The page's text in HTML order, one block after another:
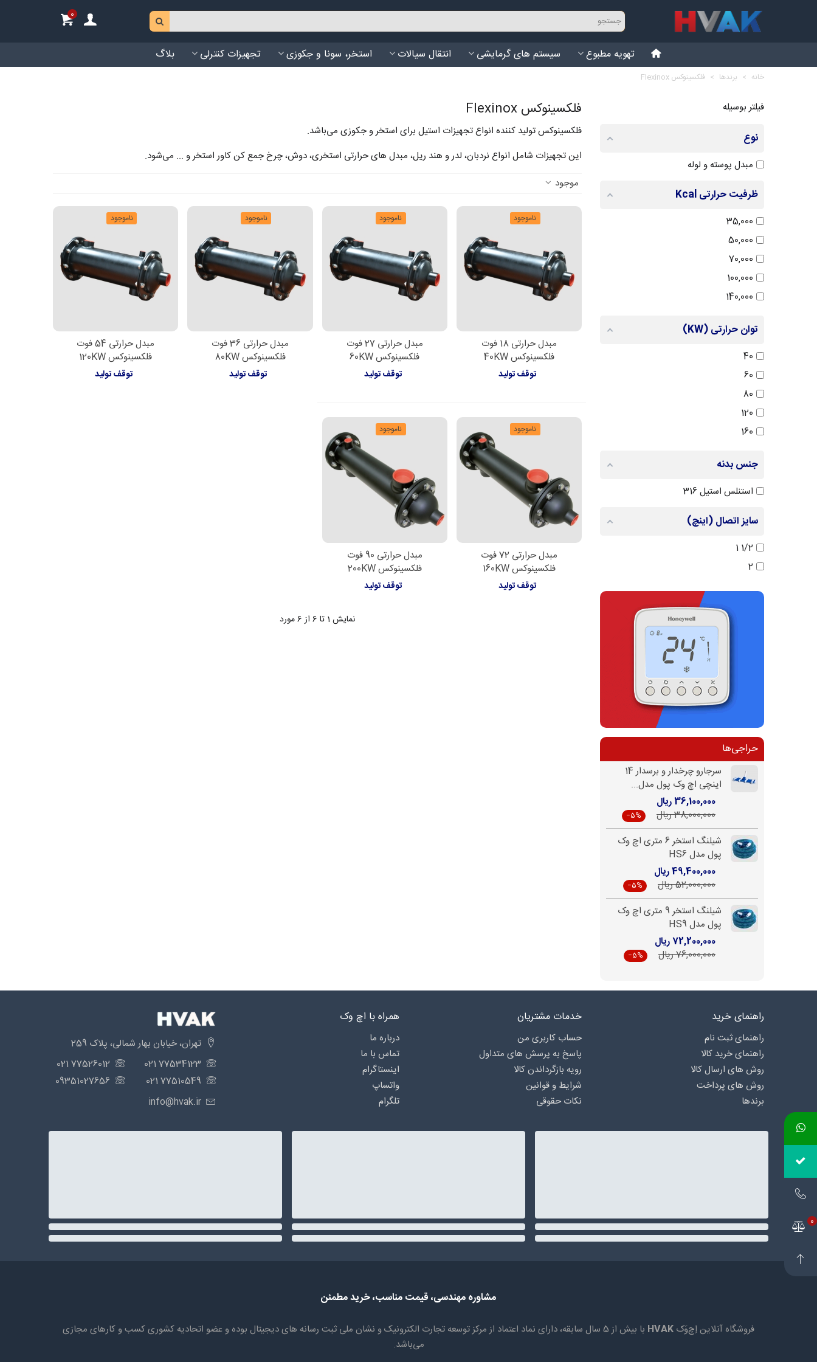
0
تهویه مطبوع سیستم های گرمایشی انتقال سیالات استخر، سونا و جکوزی تجهیزات کنترلی بلاگ
خانه > برندها > فلکسینوکس Flexinox
فیلتر بوسیله
نوع
مبدل پوسته و لوله
ظرفیت حرارتی Kcal
35,000
50,000
70,000
100,000
140,000
توان حرارتی (KW)
40
60
80
120
160
جنس بدنه
استنلس استیل 316
سایز اتصال (اینچ)
1/2 1
2
حراجی‌ها
سرجارو چرخدار و برسدار 14
اینچی اچ وک پول مدل...
36,100,000 ریال
38,000,000 ریال
‎−5%
شیلنگ استخر 6 متری اچ وک
پول مدل HS6
49,400,000 ریال
52,000,000 ریال
‎−5%
شیلنگ استخر 9 متری اچ وک
پول مدل HS9
72,200,000 ریال
76,000,000 ریال
‎−5%
فلکسینوکس Flexinox
فلکسینوکس تولید کننده انواع تجهیزات استیل برای استخر و جکوزی می‌باشد.
این تجهیزات شامل انواع نردبان، لدر و هند ریل، مبدل های حرارتی استخری، دوش، چرخ جمع کن کاور استخر و ... می‌شود.
موجود
ناموجود
اطلاعات بیشتر
مبدل حرارتی 18 فوت
فلکسینوکس 40KW
توقف تولید
ناموجود
اطلاعات بیشتر
مبدل حرارتی 27 فوت
فلکسینوکس 60KW
توقف تولید
ناموجود
اطلاعات بیشتر
مبدل حرارتی 36 فوت
فلکسینوکس 80KW
توقف تولید
ناموجود
اطلاعات بیشتر
مبدل حرارتی 54 فوت
فلکسینوکس 120KW
توقف تولید
ناموجود
اطلاعات بیشتر
مبدل حرارتی 72 فوت
فلکسینوکس 160KW
توقف تولید
ناموجود
اطلاعات بیشتر
مبدل حرارتی 90 فوت
فلکسینوکس 200KW
توقف تولید
نمایش 1 تا 6 از 6 مورد
راهنمای خرید
راهنمای ثبت نام
راهنمای خرید کالا
روش های ارسال کالا
روش های پرداخت
برندها
خدمات مشتریان
حساب کاربری من
پاسخ به پرسش های متداول
رویه بازگرداندن کالا
شرایط و قوانین
نکات حقوقی
همراه با اچ وک
درباره‌ ما
تماس با ما
اینستاگرام
واتساپ
تلگرام
تهران، خیابان بهار شمالی، پلاک 259
77534123 021
77526012 021
77510549 021
09351027656
info@hvak.ir
مشاوره مهندسی، قیمت مناسب، خرید مطمئن
فروشگاه آنلاین اِچ‌وَک HVAK
با بیش از 5 سال سابقه، دارای نماد اعتماد از مرکز توسعه تجارت الکترونیک و نشان ملی ثبت رسانه های دیجیتال بوده و عضو اتحادیه کشوری کسب و کارهای مجازی
می‌باشد.
0